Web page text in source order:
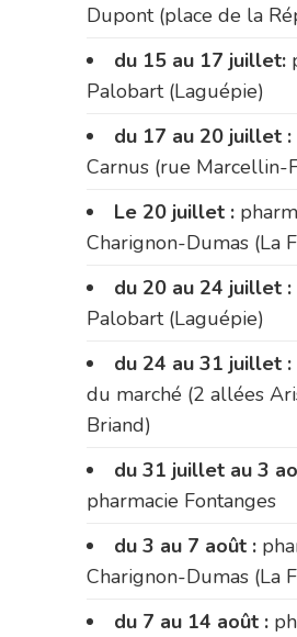
Dupont (place de la
du 15 au 17 juillet:
Palobart (Laguépie)
du 17 au 20 juillet :
Carnus (rue Marcellin-
Le 20 juillet :
Charignon-Dumas (La
du 20 au 24 juillet :
Palobart (Laguépie)
du 24 au 31 juillet :
du marché (2 allées
Briand)
du 31 juillet au 3
pharmacie Fontanges
du 3 au 7 août :
Charignon-Dumas (La
du 7 au 14 août :